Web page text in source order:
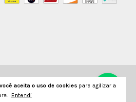
você aceita o uso de cookies para agilizar a
Entendi